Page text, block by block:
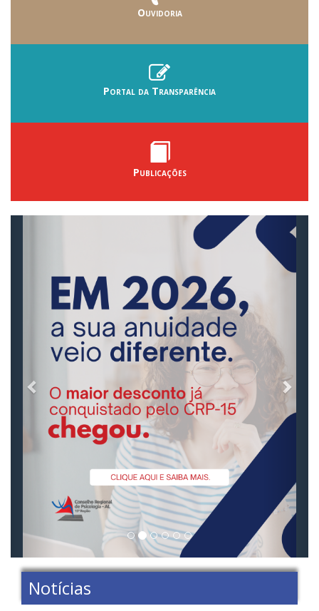
Ouvidoria
Portal da Transparência
Publicações
Notícias